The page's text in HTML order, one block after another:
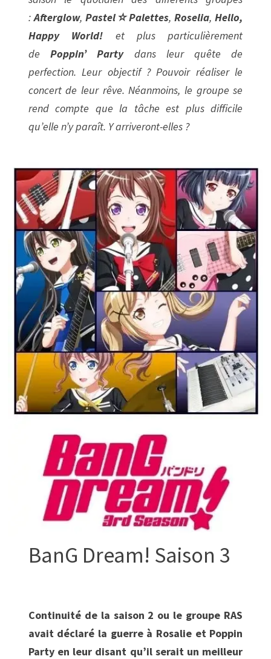
:Afterglow,Pastel☆Palettes,Roselia,Hello,
Happy World! et plus particulièrement
de Poppin’ Partydans leur quête de
perfection. Leur objectif ? Pouvoir réaliser le
concert de leur rêve. Néanmoins, le groupe se
rend compte que la tâche est plus difficile
qu’elle n’y paraît. Y arriveront-elles ?
BanG Dream! Saison 3
Continuité de la saison 2 ou le groupe RAS
avait déclaré la guerre à Rosalie et Poppin
Party en leur disant qu’il serait un meilleur